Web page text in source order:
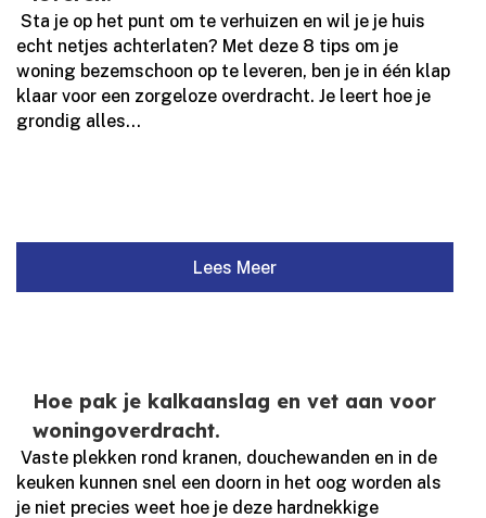
​ Sta je op het punt om te verhuizen en wil je je huis
echt netjes achterlaten? Met deze 8 tips om je
woning bezemschoon op te leveren, ben je in één klap
klaar voor een zorgeloze overdracht.​ Je leert hoe je
grondig alles...
Lees Meer
Hoe pak je kalkaanslag en vet aan voor
woningoverdracht.
​ Vaste plekken rond kranen, douchewanden en in de
keuken kunnen snel een doorn in het oog worden als
je niet precies weet hoe je deze hardnekkige